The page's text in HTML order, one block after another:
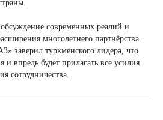
обсуждение современных реалий и
многолетнего партнёрства.
заверил туркменского лидера, что
и впредь будет прилагать все усилия
сотрудничества.